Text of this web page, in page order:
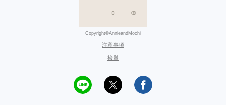
Copyright©AnnieandMochi
注意事項
檢舉